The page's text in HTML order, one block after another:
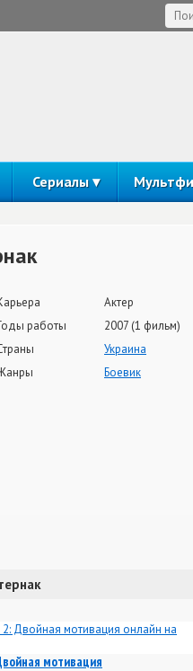
Сериалы
Актер
работы
2007 (1 фильм)
Украина
Боевик
мотивация